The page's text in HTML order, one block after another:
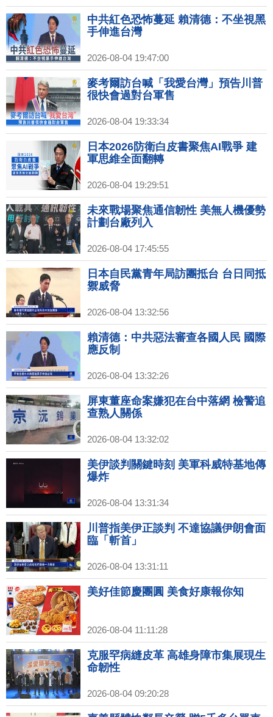
中共紅色恐怖蔓延 賴清德：不坐視黑
手伸進台灣
2026-08-04 19:47:00
麥考爾訪台喊「我愛台灣」預告川普
很快會過對台軍售
2026-08-04 19:33:34
日本2026防衛白皮書聚焦AI戰爭 建
軍思維全面翻轉
2026-08-04 19:29:51
未來戰場聚焦通信韌性 美無人機優勢
計劃台廠列入
2026-08-04 17:45:55
日本自民黨青年局訪團抵台 台日同抵
禦威脅
2026-08-04 13:32:56
賴清德：中共惡法審查各國人民 國際
應反制
2026-08-04 13:32:26
屏東董座命案嫌犯在台中落網 檢警追
查熟人關係
2026-08-04 13:32:02
美伊談判關鍵時刻 美軍科威特基地傳
爆炸
2026-08-04 13:31:34
川普指美伊正談判 不達協議伊朗會面
臨「斬首」
2026-08-04 13:31:11
美好佳節慶團圓 美食好康報你知
2026-08-04 11:11:28
克服罕病縫皮革 高雄身障市集展現生
命韌性
2026-08-04 09:20:28